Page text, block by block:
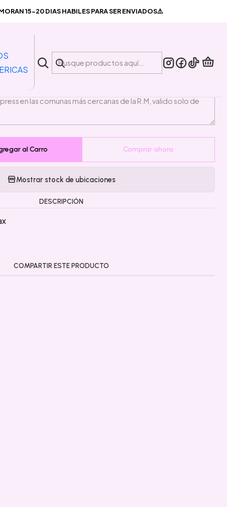
15-20 DIAS HABILES PARA SER ENVIADOS⚠️
15 pro max
Iphone 15 pro max
PLAZO DE ENTREGA🚛
al Carro Comprar ahora
Mostrar stock de ubicaciones
DESCRIPCIÓN
COMPARTIR ESTE PRODUCTO